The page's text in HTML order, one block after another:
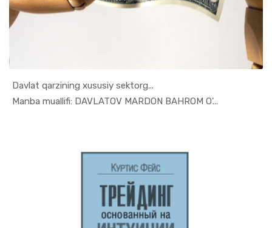
Davlat qarzining xususiy sektorg...
Manba muallifi: DAVLATOV MARDON BAHROM O'...
In O'quv q...